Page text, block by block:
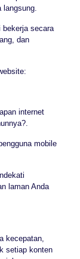
langsung.
bekerja secara
dan
internet
mobile
laman Anda
kecepatan,
setiap konten